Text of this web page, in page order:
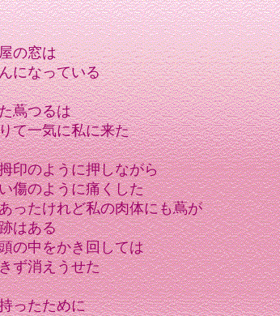
の窓は
になっている
蔦つるは
て一気に私に来た
印のように押しながら
傷のように痛くした
ったけれど私の肉体にも蔦が
はある
の中をかき回しては
ず消えうせた
ったために